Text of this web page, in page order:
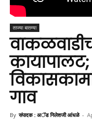
ताज्या बातम्या
कायापालट;
गाव
By संपादक : अॅड निलेशजी आंधळे -